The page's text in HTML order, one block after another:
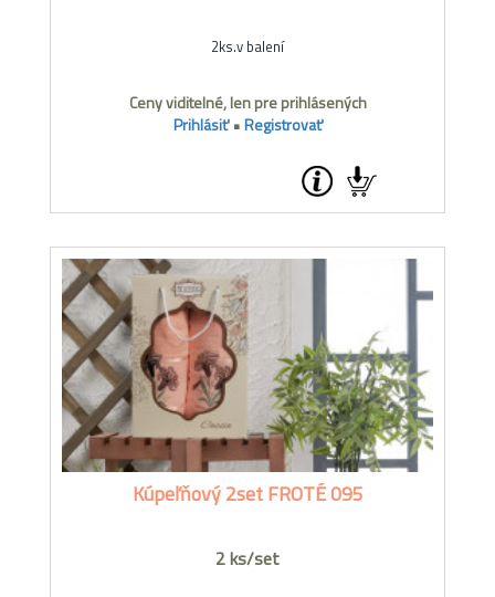
2ks.v balení
Ceny viditelné, len pre prihlásených
Prihlásiť•Registrovať
Kúpeľňový 2set FROTÉ 095
2 ks/set